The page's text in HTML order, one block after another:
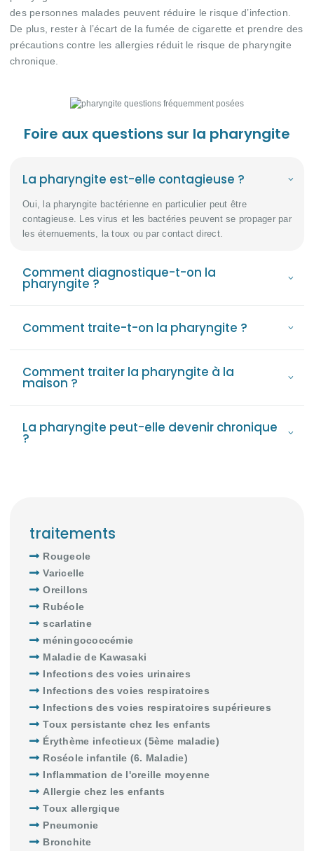
des personnes malades peuvent réduire le risque d’infection.
De plus, rester à l’écart de la fumée de cigarette et prendre des
précautions contre les allergies réduit le risque de pharyngite
chronique.
Foire aux questions sur la pharyngite
La pharyngite est-elle contagieuse ?
Oui, la pharyngite bactérienne en particulier peut être
contagieuse. Les virus et les bactéries peuvent se propager par
les éternuements, la toux ou par contact direct.
Comment diagnostique-t-on la
pharyngite ?
Comment traite-t-on la pharyngite ?
Comment traiter la pharyngite à la
maison ?
La pharyngite peut-elle devenir chronique
?
traitements
Rougeole
Varicelle
Oreillons
Rubéole
scarlatine
méningococcémie
Maladie de Kawasaki
Infections des voies urinaires
Infections des voies respiratoires
Infections des voies respiratoires supérieures
Toux persistante chez les enfants
Érythème infectieux (5ème maladie)
Roséole infantile (6. Maladie)
Inflammation de l'oreille moyenne
Allergie chez les enfants
Toux allergique
Pneumonie
Bronchite